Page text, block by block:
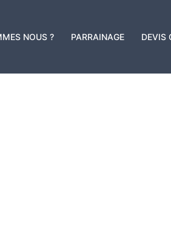
NOUS ? PARRAINAGE DEVIS